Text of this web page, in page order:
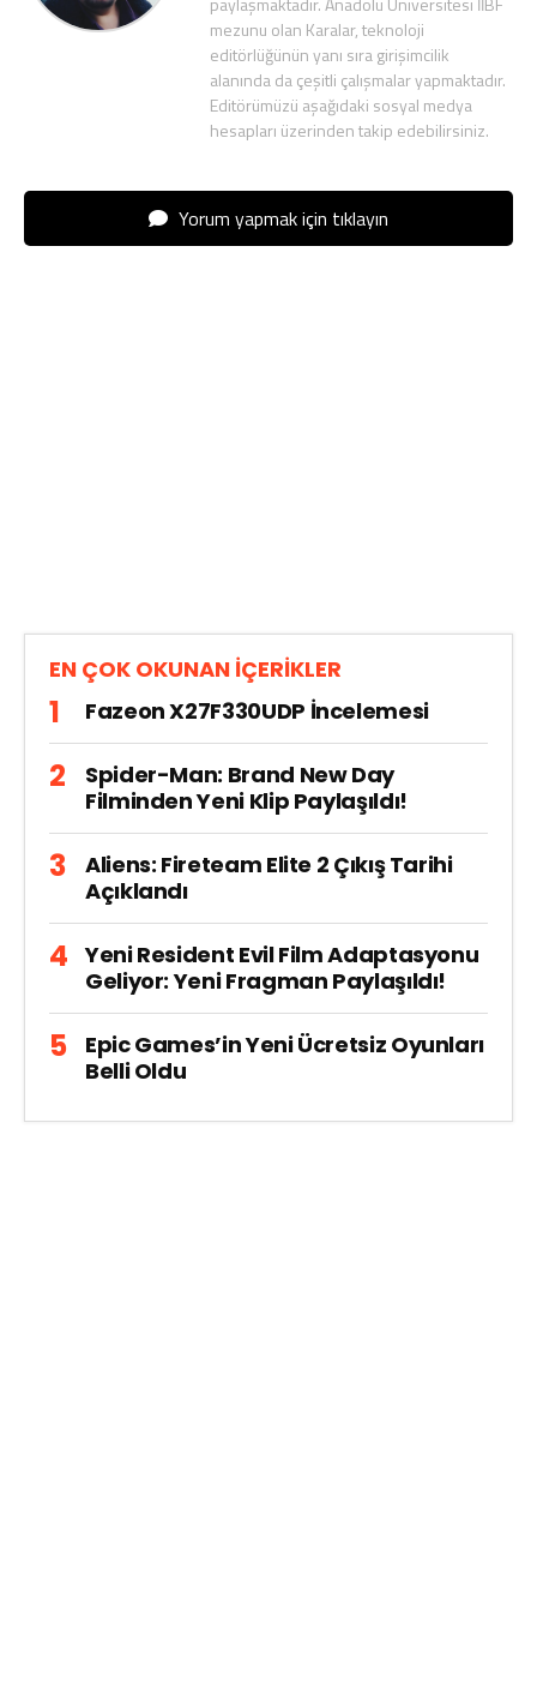
mezunu olan Karalar, teknoloji
editörlüğünün yanı sıra girişimcilik
alanında da çeşitli çalışmalar yapmaktadır.
Editörümüzü aşağıdaki sosyal medya
hesapları üzerinden takip edebilirsiniz.
Yorum yapmak için tıklayın
EN ÇOK OKUNAN İÇERİKLER
Fazeon X27F330UDP İncelemesi
Spider-Man: Brand New Day
Filminden Yeni Klip Paylaşıldı!
Aliens: Fireteam Elite 2 Çıkış Tarihi
Açıklandı
Yeni Resident Evil Film Adaptasyonu
Geliyor: Yeni Fragman Paylaşıldı!
Epic Games’in Yeni Ücretsiz Oyunları
Belli Oldu